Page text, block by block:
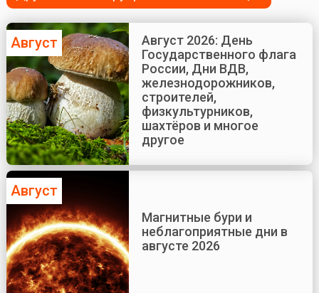
Август
Август 2026: День
Государственного флага
России, Дни ВДВ,
железнодорожников,
строителей,
физкультурников,
шахтёров и многое
другое
Август
Магнитные бури и
неблагоприятные дни в
августе 2026